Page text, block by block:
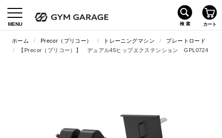
ホーム / Precor（プリコー） / トレーニングマシン /
プレートロード
/
【Precor（プリコー）】 デュアル45ヒップエクステンション GPL0724